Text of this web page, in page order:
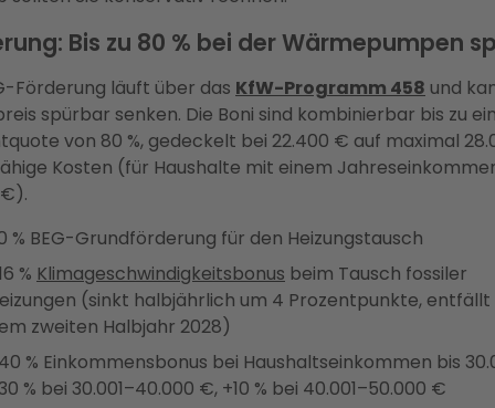
Bis zu 80 % bei der Wärmepumpen
Förderung läuft über das KfW-Programm 458 und
spürbar senken. Die Boni sind kombinierbar bis zu
von 80 %, gedeckelt bei 22.400 € auf maximal
Kosten (für Haushalte mit einem
% BEG-Grundförderung für den Heizungstausch
% Klimageschwindigkeitsbonus beim Tausch fossiler
(sinkt halbjährlich um 4 Prozentpunkte,
zweiten Halbjahr 2028)
% Einkommensbonus bei Haushaltseinkommen bis
% bei 30.001–40.000 €, +10 % bei 40.001–50.000 €